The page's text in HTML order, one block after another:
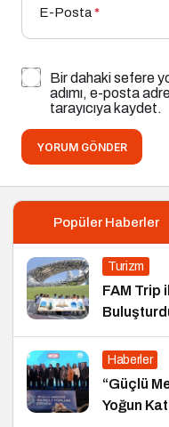
E-Posta*
Bir dahaki sefere
adımı, e-posta
tarayıcıya kaydet.
YORUM GÖNDER
Popüler Haberler
Turizm
FAM Trip
Haberler
“Güçlü
Yoğun